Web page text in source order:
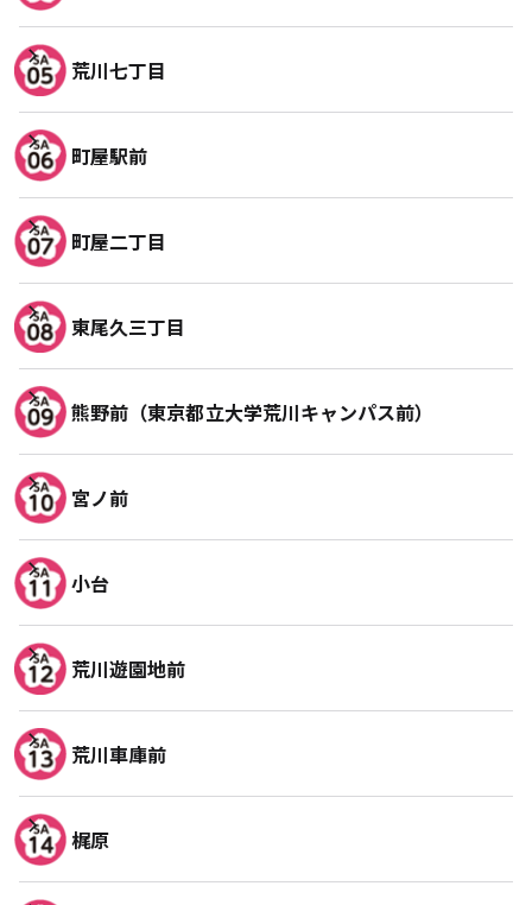
荒川七丁目
町屋駅前
町屋二丁目
東尾久三丁目
熊野前（東京都立大学荒川キャンパス前）
宮ノ前
小台
荒川遊園地前
荒川車庫前
梶原